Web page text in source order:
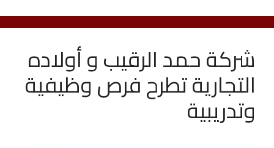
شركة حمد الرقيب و أولاده
التجارية تطرح فرص وظيفية
وتدريبية